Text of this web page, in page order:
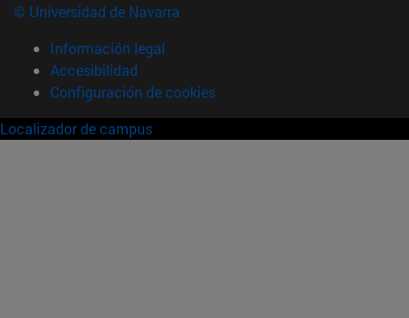
© Universidad de Navarra
Información legal
Accesibilidad
Configuración de cookies
Localizador de campus